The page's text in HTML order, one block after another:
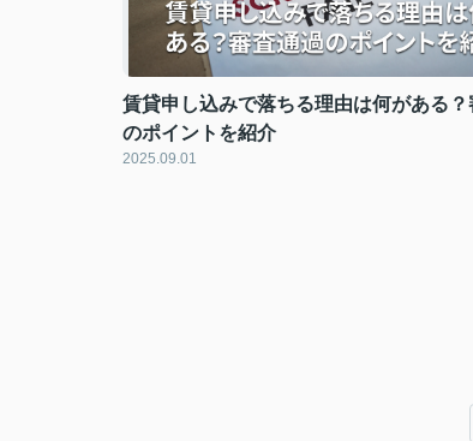
賃貸申し込みで落ちる理由は何がある？
のポイントを紹介
2025.09.01